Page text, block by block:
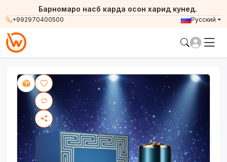
+992970400500
Барномаро насб карда осон харид кунед.
Русский